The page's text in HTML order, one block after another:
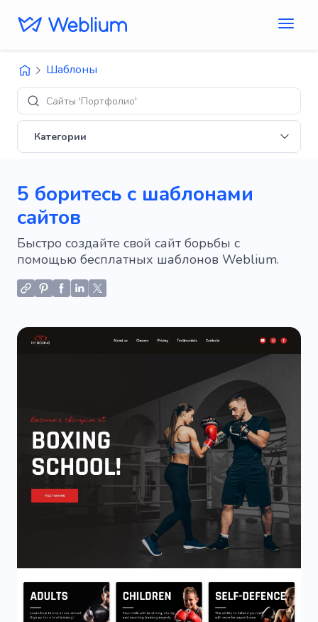
Шаблоны
Сайты 'Портфолио'
Категории
5 боритесь с шаблонами
сайтов
Быстро создайте свой сайт борьбы с
помощью бесплатных шаблонов Weblium.